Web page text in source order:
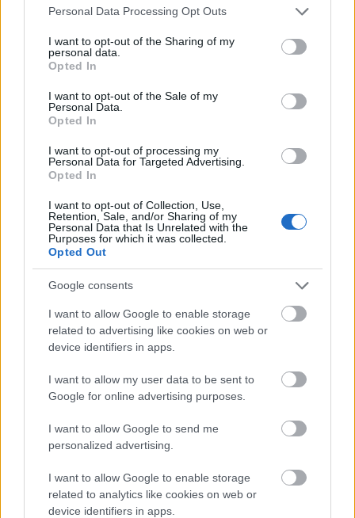
Please note that this website/app uses one or more Google
not limited to your visit or usage behaviour. You may click to
grant or deny consent to Google and its third-party tags to
use your data for below specified purposes in below Google
consent section.
Personal Data Processing Opt Outs
I want to opt-out of the Sharing of my
personal data.
Opted In
I want to opt-out of the Sale of my
Personal Data.
Opted In
I want to opt-out of processing my
Personal Data for Targeted Advertising.
Opted In
I want to opt-out of Collection, Use,
Retention, Sale, and/or Sharing of my
Personal Data that Is Unrelated with the
Purposes for which it was collected.
Opted Out
Google consents
I want to allow Google to enable storage
related to advertising like cookies on web or
device identifiers in apps.
I want to allow my user data to be sent to
Google for online advertising purposes.
I want to allow Google to send me
personalized advertising.
I want to allow Google to enable storage
related to analytics like cookies on web or
device identifiers in apps.
Zene
AZ EMBERSÉG ÜNNEPE
„AZ EMBERT EMBERRÉ TETTE…” – VASÁRNAP
ZÁRT A DOMBOS FEST